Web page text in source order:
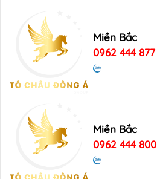
Miền Bắc
0962 444 877
Miền Bắc
0962 444 800